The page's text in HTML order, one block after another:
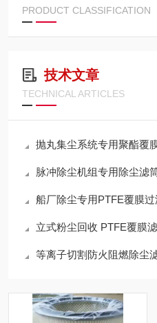
PRODUCT CLASSIFICATION
技术文章
TECHNICAL ARTICLES
抛丸集尘系统专用聚酯覆
脉冲除尘机组专用除尘滤
船厂除尘专用PTFE覆膜
立式粉尘回收 PTFE覆膜
等离子切割防火阻燃除尘